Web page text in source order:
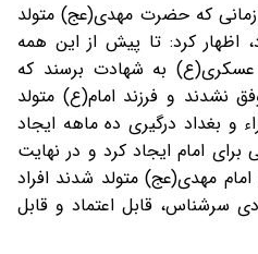
زمانی که حضرت مهدی(عج) متولد
اظهار کرد: تا پیش از این همه
عسکری(ع) به شهادت برسند که
نشدند و فرزند امام(ع) متولد
و بغداد درگیری ده ماهه ایجاد
امام ایجاد کرد و در نهایت
مهدی(عج) متولد شدند افراد
سرشناس، قابل اعتماد و قابل